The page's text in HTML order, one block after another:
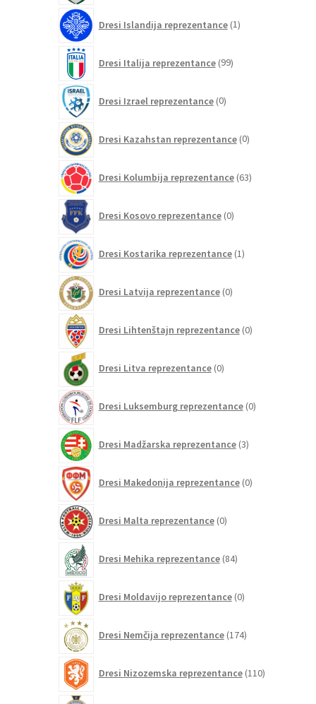
Dresi Islandija reprezentance 1izdelek
Dresi Italija reprezentance 99izdelkov
Dresi Izrael reprezentance 0izdelkov
Dresi Kazahstan reprezentance 0izdelkov
Dresi Kolumbija reprezentance 63izdelkov
Dresi Kosovo reprezentance 0izdelkov
Dresi Kostarika reprezentance 1izdelek
Dresi Latvija reprezentance 0izdelkov
Dresi Lihtenštajn reprezentance 0izdelkov
Dresi Litva reprezentance 0izdelkov
Dresi Luksemburg reprezentance 0izdelkov
Dresi Madžarska reprezentance 3izdelki
Dresi Makedonija reprezentance 0izdelkov
Dresi Malta reprezentance 0izdelkov
Dresi Mehika reprezentance 84izdelkov
Dresi Moldavijo reprezentance 0izdelkov
Dresi Nemčija reprezentance 174izdelkov
Dresi Nizozemska reprezentance 110izdelkov